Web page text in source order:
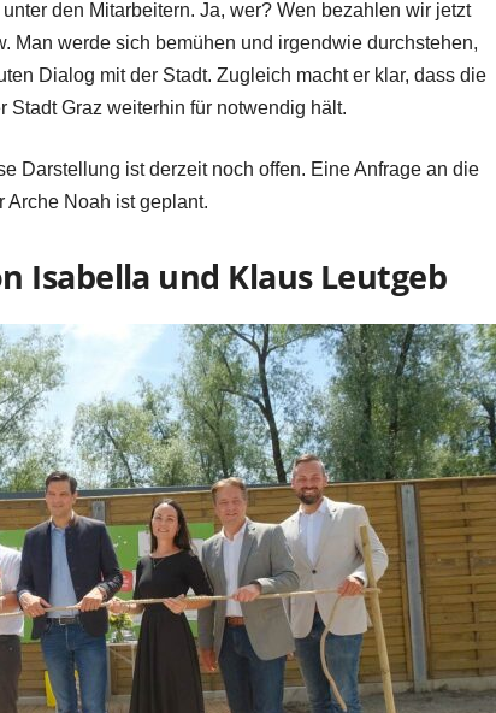
den Mitarbeitern. Ja, wer? Wen bezahlen wir jetzt
Man werde sich bemühen und irgendwie durchstehen,
Dialog mit der Stadt. Zugleich macht er klar, dass die
Graz weiterhin für notwendig hält.
Darstellung ist derzeit noch offen. Eine Anfrage an die
Arche Noah ist geplant.
Isabella und Klaus Leutgeb